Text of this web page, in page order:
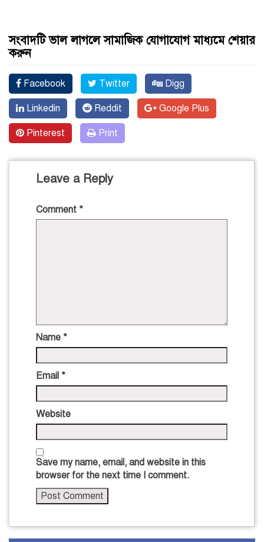
সংবাদটি ভাল লাগলে সামাজিক যোগাযোগ মাধ্যমে শেয়ার
করুন
Facebook Twitter Digg
Linkedin Reddit Google Plus
Pinterest Print
Leave a Reply
Comment *
Name *
Email *
Website
Save my name, email, and website in this
browser for the next time I comment.